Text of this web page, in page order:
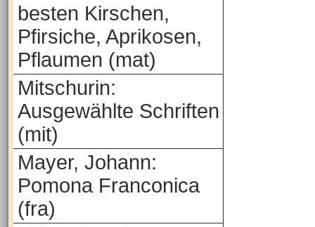
besten Kirschen,
Pfirsiche, Aprikosen,
Pflaumen (mat)
Mitschurin:
Ausgewählte Schriften
(mit)
Mayer, Johann:
Pomona Franconica
(fra)